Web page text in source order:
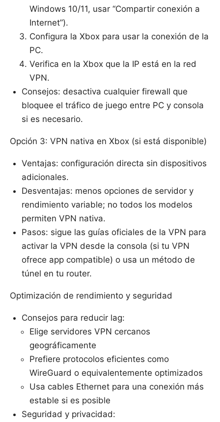
Windows 10/11, usar “Compartir conexión a
Internet”).
Configura la Xbox para usar la conexión de la
PC.
Verifica en la Xbox que la IP está en la red
VPN.
Consejos: desactiva cualquier firewall que
bloquee el tráfico de juego entre PC y consola
si es necesario.
Opción 3: VPN nativa en Xbox (si está disponible)
Ventajas: configuración directa sin dispositivos
adicionales.
Desventajas: menos opciones de servidor y
rendimiento variable; no todos los modelos
permiten VPN nativa.
Pasos: sigue las guías oficiales de la VPN para
activar la VPN desde la consola (si tu VPN
ofrece app compatible) o usa un método de
túnel en tu router.
Optimización de rendimiento y seguridad
Consejos para reducir lag:
Elige servidores VPN cercanos
geográficamente
Prefiere protocolos eficientes como
WireGuard o equivalentemente optimizados
Usa cables Ethernet para una conexión más
estable si es posible
Seguridad y privacidad: